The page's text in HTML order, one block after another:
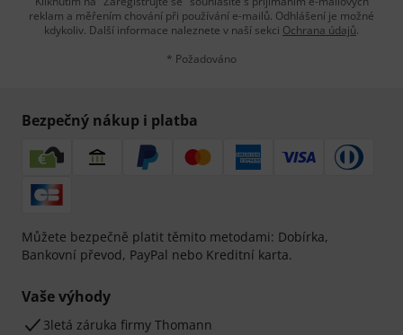
reklam a měřením chování při používání e-mailů. Odhlášení je možné
kdykoliv. Další informace naleznete v naší sekci Ochrana údajů.
* Požadováno
Bezpečný nákup i platba
Můžete bezpečně platit těmito metodami: Dobírka,
Bankovní převod, PayPal nebo Kreditní karta.
Vaše výhody
3letá záruka firmy Thomann